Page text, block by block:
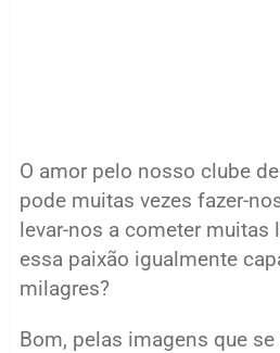
O amor pelo nosso clube
pode muitas vezes fazer-
levar-nos a cometer muitas
essa paixão igualmente
milagres?
Bom, pelas imagens que